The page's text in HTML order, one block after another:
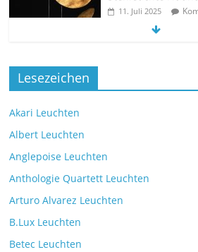
11. Juli 2025
9. Juli 2025
7. Juli 2025
Lesezeichen
Akari Leuchten
Albert Leuchten
Anglepoise Leuchten
Anthologie Quartett Leuchten
Arturo Alvarez Leuchten
B.Lux Leuchten
Betec Leuchten